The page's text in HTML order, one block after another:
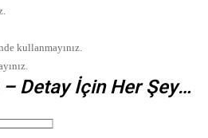
kullanmayınız.
Detay İçin Her Şey…